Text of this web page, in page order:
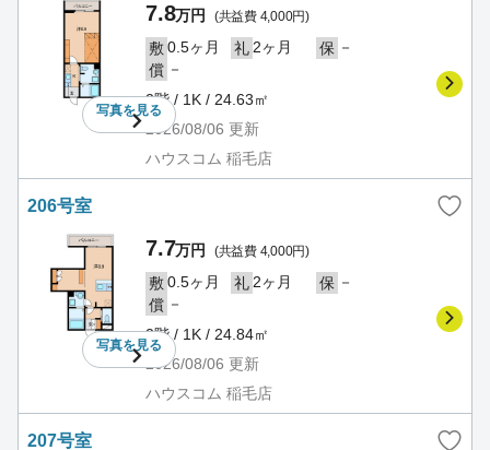
写真を見る
7.8万円 (共益費 4,000円)
敷0.5ヶ月 礼 2ヶ月 保 －
償 －
2階 / 1K / 24.63㎡
2026/08/06 更新
ハウスコム 稲毛店
206号室
写真を見る
7.7万円 (共益費 4,000円)
敷0.5ヶ月 礼 2ヶ月 保 －
償 －
2階 / 1K / 24.84㎡
2026/08/06 更新
ハウスコム 稲毛店
207号室